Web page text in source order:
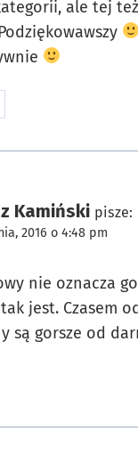
ale tej
Kamiński pisze:
2016 o 4:48 pm
nie oznacza
jest. Czasem
są gorsze od